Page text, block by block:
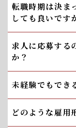
転職時期は決ま
しても良いです
求人に応募する
か？
未経験でもでき
どのような雇用